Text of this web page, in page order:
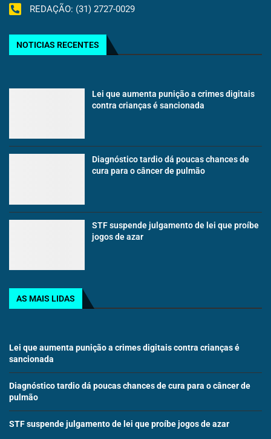
REDAÇÃO: (31) 2727-0029
NOTICIAS RECENTES
Lei que aumenta punição a crimes digitais
contra crianças é sancionada
Diagnóstico tardio dá poucas chances de
cura para o câncer de pulmão
STF suspende julgamento de lei que proíbe
jogos de azar
AS MAIS LIDAS
Lei que aumenta punição a crimes digitais contra crianças é
sancionada
Diagnóstico tardio dá poucas chances de cura para o câncer de
pulmão
STF suspende julgamento de lei que proíbe jogos de azar